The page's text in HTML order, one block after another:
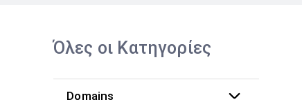
Όλες οι Κατηγορίες
Domains